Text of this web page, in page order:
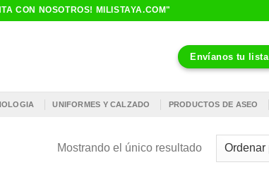
CON NOSOTROS! MILISTAYA.COM"
Envíanos tu lista
UNIFORMES Y CALZADO PRODUCTOS DE ASEO
Mostrando el único resultado